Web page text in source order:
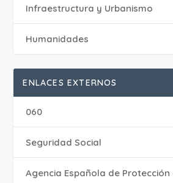
Infraestructura y Urbanismo
Humanidades
ENLACES EXTERNOS
060
Seguridad Social
Agencia Española de